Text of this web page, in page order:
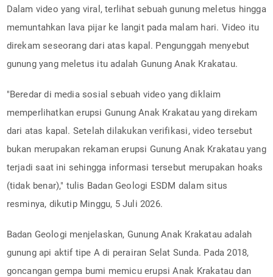
Dalam video yang viral, terlihat sebuah gunung meletus hingga
memuntahkan lava pijar ke langit pada malam hari. Video itu
direkam seseorang dari atas kapal. Pengunggah menyebut
gunung yang meletus itu adalah Gunung Anak Krakatau.
"Beredar di media sosial sebuah video yang diklaim
memperlihatkan erupsi Gunung Anak Krakatau yang direkam
dari atas kapal. Setelah dilakukan verifikasi, video tersebut
bukan merupakan rekaman erupsi Gunung Anak Krakatau yang
terjadi saat ini sehingga informasi tersebut merupakan hoaks
(tidak benar)," tulis Badan Geologi ESDM dalam situs
resminya, dikutip Minggu, 5 Juli 2026.
Badan Geologi menjelaskan, Gunung Anak Krakatau adalah
gunung api aktif tipe A di perairan Selat Sunda. Pada 2018,
goncangan gempa bumi memicu erupsi Anak Krakatau dan